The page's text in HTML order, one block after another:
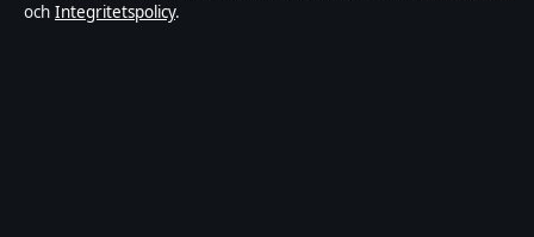
Integritetspolicy
och Integritetspolicy.